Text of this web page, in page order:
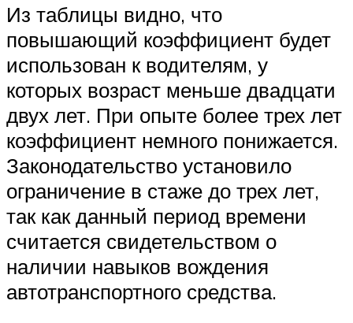
Из таблицы видно, что
повышающий коэффициент будет
использован к водителям, у
которых возраст меньше двадцати
двух лет. При опыте более трех лет
коэффициент немного понижается.
Законодательство установило
ограничение в стаже до трех лет,
так как данный период времени
считается свидетельством о
наличии навыков вождения
автотранспортного средства.